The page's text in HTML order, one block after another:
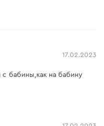
17.02.2023
бабины,как на бабину